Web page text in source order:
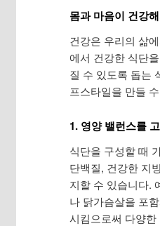
몸과 마음이 건강
건강은 우리의 삶
에서 건강한 식단
질 수 있도록 돕는
프스타일을 만들
1. 영양 밸런스를
식단을 구성할 때
단백질, 건강한 지
지할 수 있습니다.
나 닭가슴살을 포
시킴으로써 다양